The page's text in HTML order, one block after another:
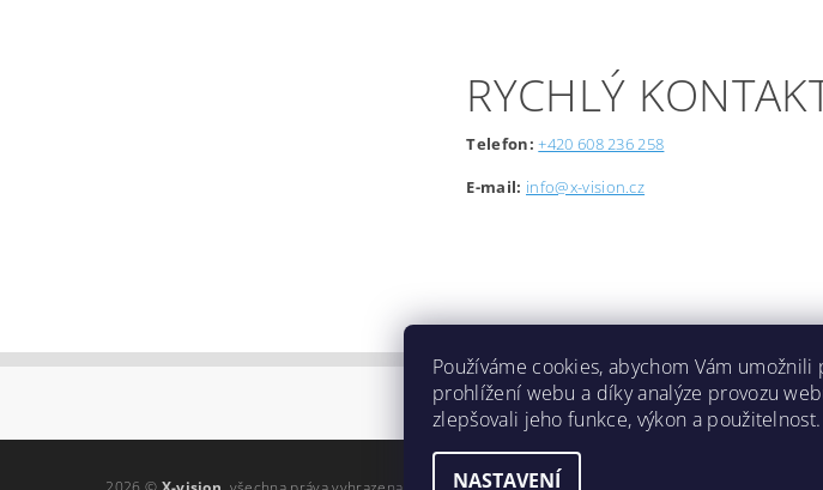
RYCHLÝ
Telefon: +420 608 236 258
E-mail: info@x-vision.cz
Používáme cookies, abychom Vám umožnili
prohlížení webu a díky analýze provozu
zlepšovali jeho funkce, výkon a použitelnost.
NASTAVENÍ